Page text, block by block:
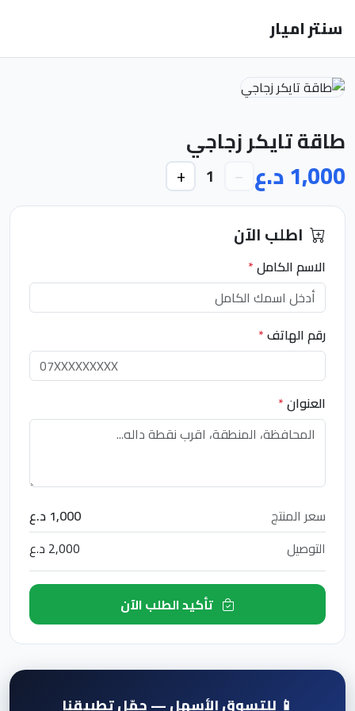
سنتر اميار
طاقة تايكر زجاجي
1,000 د.ع −
1
+
اطلب الآن
الاسم الكامل*
رقم الهاتف*
العنوان*
سعر المنتج
1,000 د.ع
التوصيل
2,000 د.ع
📱 للتسوق الأسهل — حمّل تطبيقنا